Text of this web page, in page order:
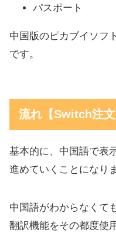
パスポート
中国版のピカブイソフ
です。
流れ【Switch注文
基本的に、中国語で表
進めていくことになり
中国語がわからなくて
翻訳機能をその都度使